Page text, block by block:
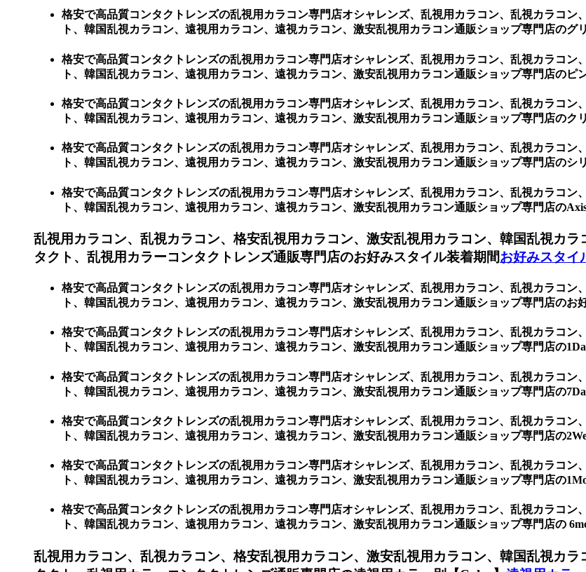
格安で高品質コンタクトレンズの乱視用カラコン専門店オシャレンズ、乱視用カラコン、乱視カラコ
ト、韓国乱視カラコン、遠視用カラコン、遠視カラコン、激安乱視用カラコン通販ショップ専門店のグ
格安で高品質コンタクトレンズの乱視用カラコン専門店オシャレンズ、乱視用カラコン、乱視カラコ
ト、韓国乱視カラコン、遠視用カラコン、遠視カラコン、激安乱視用カラコン通販ショップ専門店のピ
格安で高品質コンタクトレンズの乱視用カラコン専門店オシャレンズ、乱視用カラコン、乱視カラコ
ト、韓国乱視カラコン、遠視用カラコン、遠視カラコン、激安乱視用カラコン通販ショップ専門店のク
格安で高品質コンタクトレンズの乱視用カラコン専門店オシャレンズ、乱視用カラコン、乱視カラコ
ト、韓国乱視カラコン、遠視用カラコン、遠視カラコン、激安乱視用カラコン通販ショップ専門店のシ
格安で高品質コンタクトレンズの乱視用カラコン専門店オシャレンズ、乱視用カラコン、乱視カラコ
ト、韓国乱視カラコン、遠視用カラコン、遠視カラコン、激安乱視用カラコン通販ショップ専門店のAxis
乱視用カラコン、乱視カラコン、格安乱視用カラコン、激安乱視用カラコン、韓国乱視カ
タクト、乱視用カラーコンタクトレンズ通販専門店のお好みスタイル装着期間お好みスタイ
格安で高品質コンタクトレンズの乱視用カラコン専門店オシャレンズ、乱視用カラコン、乱視カラコ
ト、韓国乱視カラコン、遠視用カラコン、遠視カラコン、激安乱視用カラコン通販ショップ専門店のお
格安で高品質コンタクトレンズの乱視用カラコン専門店オシャレンズ、乱視用カラコン、乱視カラコ
ト、韓国乱視カラコン、遠視用カラコン、遠視カラコン、激安乱視用カラコン通販ショップ専門店の
格安で高品質コンタクトレンズの乱視用カラコン専門店オシャレンズ、乱視用カラコン、乱視カラコ
ト、韓国乱視カラコン、遠視用カラコン、遠視カラコン、激安乱視用カラコン通販ショップ専門店の
格安で高品質コンタクトレンズの乱視用カラコン専門店オシャレンズ、乱視用カラコン、乱視カラコ
ト、韓国乱視カラコン、遠視用カラコン、遠視カラコン、激安乱視用カラコン通販ショップ専門店の
格安で高品質コンタクトレンズの乱視用カラコン専門店オシャレンズ、乱視用カラコン、乱視カラコ
ト、韓国乱視カラコン、遠視用カラコン、遠視カラコン、激安乱視用カラコン通販ショップ専門店の
格安で高品質コンタクトレンズの乱視用カラコン専門店オシャレンズ、乱視用カラコン、乱視カラコ
ト、韓国乱視カラコン、遠視用カラコン、遠視カラコン、激安乱視用カラコン通販ショップ専門店の
乱視用カラコン、乱視カラコン、格安乱視用カラコン、激安乱視用カラコン、韓国乱視カ